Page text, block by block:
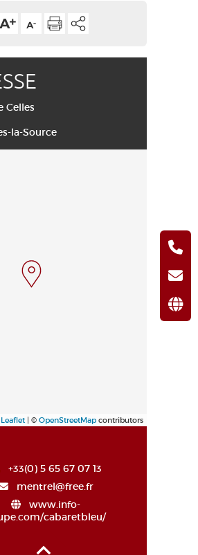
Celles
la-Source
Leaflet| © OpenStreetMap contributors
+33(0) 5 65 67 07 13
mentrel@free.fr
www.info-
cabaretbleu/